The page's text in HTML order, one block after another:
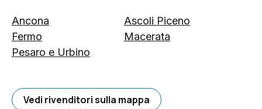
Ancona
Ascoli Piceno
Fermo
Macerata
Pesaro e Urbino
Vedi rivenditori sulla mappa